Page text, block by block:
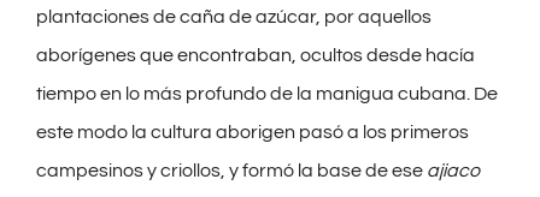
plantaciones de caña de azúcar, por aquellos
aborígenes que encontraban, ocultos desde hacía
tiempo en lo más profundo de la manigua cubana. De
este modo la cultura aborigen pasó a los primeros
campesinos y criollos, y formó la base de ese ajiaco